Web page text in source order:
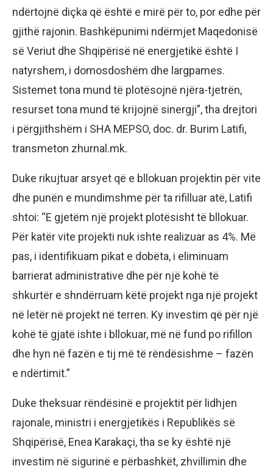
ndërtojnë diçka që është e mirë për to, por edhe për
gjithë rajonin. Bashkëpunimi ndërmjet Maqedonisë
së Veriut dhe Shqipërisë në energjetikë është I
natyrshem, i domosdoshëm dhe largpames.
Sistemet tona mund të plotësojnë njëra-tjetrën,
resurset tona mund të krijojnë sinergji”, tha drejtori
i përgjithshëm i SHA MEPSO, doc. dr. Burim Latifi,
transmeton zhurnal.mk.
Duke rikujtuar arsyet që e bllokuan projektin për vite
dhe punën e mundimshme për ta rifilluar atë, Latifi
shtoi: “E gjetëm një projekt plotësisht të bllokuar.
Për katër vite projekti nuk ishte realizuar as 4%. Më
pas, i identifikuam pikat e dobëta, i eliminuam
barrierat administrative dhe për një kohë të
shkurtër e shndërruam këtë projekt nga një projekt
në letër në projekt në terren. Ky investim që për një
kohë të gjatë ishte i bllokuar, më në fund po rifillon
dhe hyn në fazën e tij më të rëndësishme – fazën
e ndërtimit.”
Duke theksuar rëndësinë e projektit për lidhjen
rajonale, ministri i energjetikës i Republikës së
Shqipërisë, Enea Karakaçi, tha se ky është një
investim në sigurinë e përbashkët, zhvillimin dhe